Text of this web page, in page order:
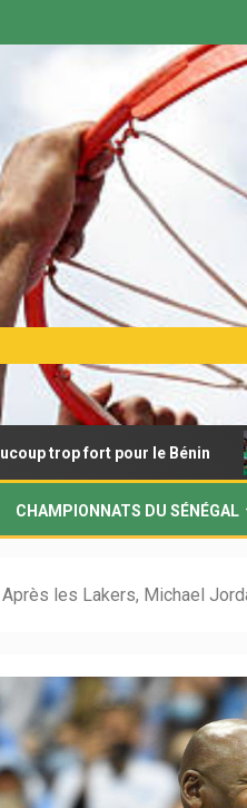
pour le Bénin
CHAMPIONNATS DU SÉNÉGAL
Après les Lakers, Michael